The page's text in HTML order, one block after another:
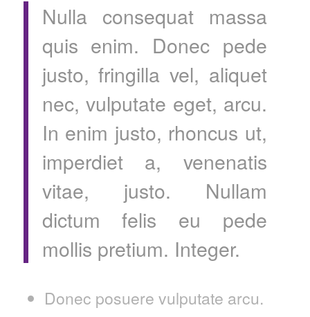
Nulla consequat massa
quis enim. Donec pede
justo, fringilla vel, aliquet
nec, vulputate eget, arcu.
In enim justo, rhoncus ut,
imperdiet a, venenatis
vitae, justo. Nullam
dictum felis eu pede
mollis pretium. Integer.
Donec posuere vulputate arcu.